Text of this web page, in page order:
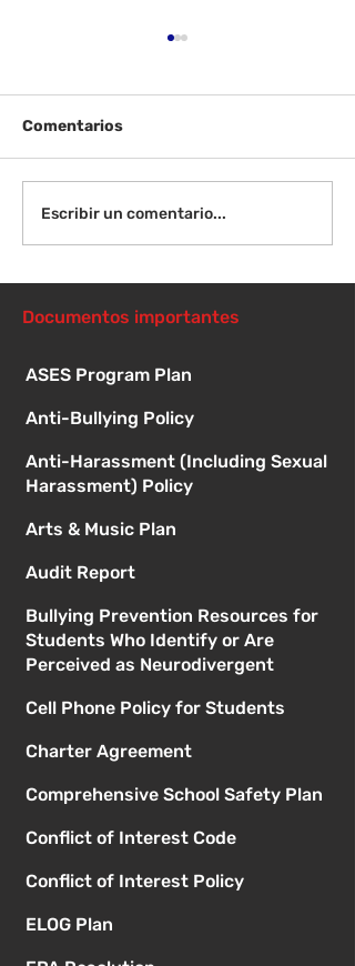
Instrucciones para la
reunión de la junta
Comentarios
Escribir un comentario...
Documentos importantes
ASES Program Plan
Anti-Bullying Policy
Anti-Harassment (Including Sexual
Harassment) Policy
Arts & Music Plan
Audit Report
Bullying Prevention Resources for
Students Who Identify or Are
Perceived as Neurodivergent
Cell Phone Policy for Students
Charter Agreement
Comprehensive School Safety Plan
Conflict of Interest Code
Conflict of Interest Policy
ELOG Plan